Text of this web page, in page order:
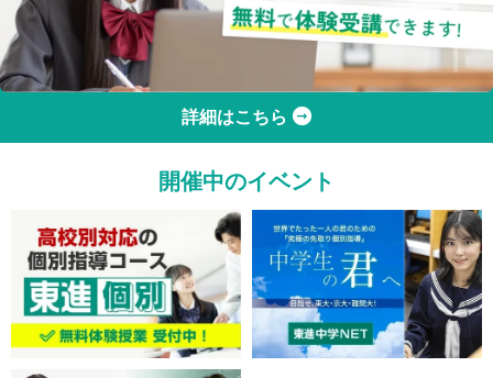
詳細はこちら
開催中のイベント